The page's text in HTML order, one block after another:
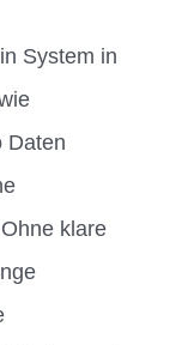
System in
Daten
klare